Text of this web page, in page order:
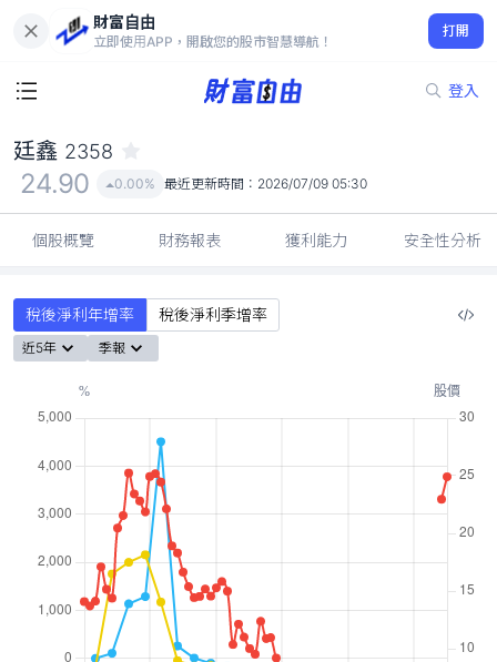
財富自由
立即使用APP，開啟您的股市智慧導航！
打開
登入
24.90
0.00%
廷鑫 2358
24.90 0.00% 最近更新時間： 2026/07/09 05:30
個股概覽 財務報表 獲利能力 安全性分析
稅後淨利年增率 稅後淨利季增率
近5年 季報